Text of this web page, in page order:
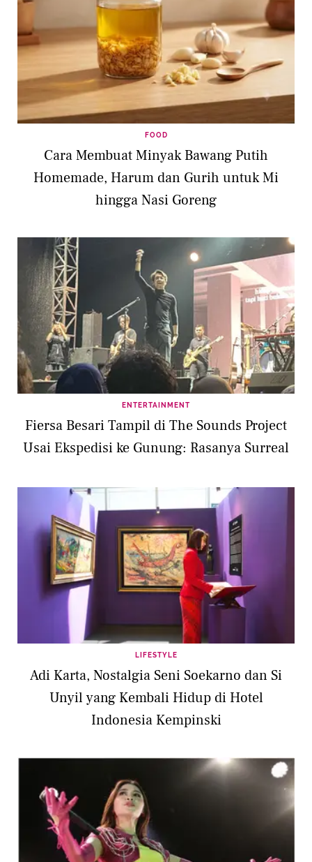
FOOD
Cara Membuat Minyak Bawang Putih
Homemade, Harum dan Gurih untuk Mi
hingga Nasi Goreng
ENTERTAINMENT
Fiersa Besari Tampil di The Sounds Project
Usai Ekspedisi ke Gunung: Rasanya Surreal
LIFESTYLE
Adi Karta, Nostalgia Seni Soekarno dan Si
Unyil yang Kembali Hidup di Hotel
Indonesia Kempinski